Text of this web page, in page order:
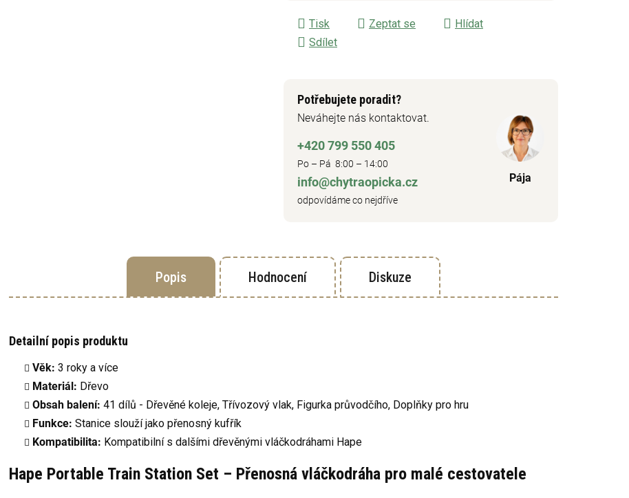
Tisk Zeptat se
Hlídat
Sdílet
Potřebujete poradit?
Neváhejte nás kontaktovat.
+420 799 550 405
Po – Pá 8:00 – 14:00
info@chytraopicka.cz
odpovídáme co nejdříve
Pája
Popis Hodnocení Diskuze
Detailní popis produktu
Věk: 3 roky a více
Materiál: Dřevo
Obsah balení: 41 dílů - Dřevěné koleje, Třívozový vlak, Figurka průvodčího, Doplňky pro hru
Funkce: Stanice slouží jako přenosný kufřík
Kompatibilita: Kompatibilní s dalšími dřevěnými vláčkodráhami Hape
Hape Portable Train Station Set – Přenosná vláčkodráha pro malé cestovatele